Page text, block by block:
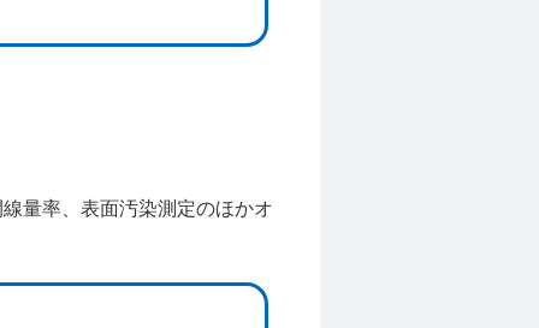
量率、表面汚染測定のほかオ